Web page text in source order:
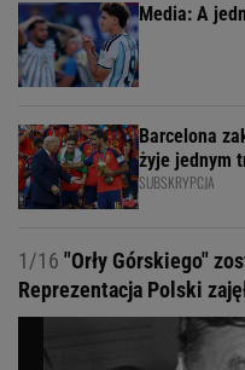
Media: A
Barcelona
żyje jednym
SUBSKRYPCJA
1/16 "Orły Górskiego"
Reprezentacja Polski